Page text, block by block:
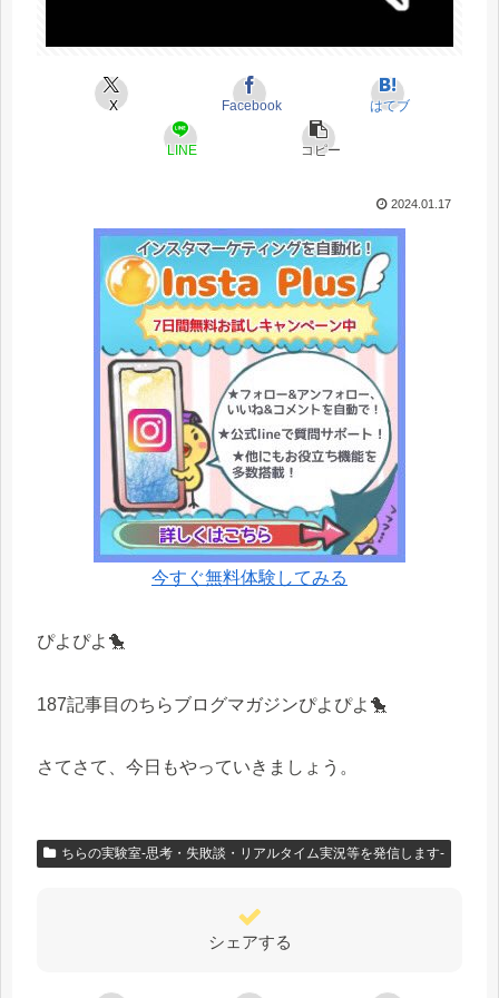
X Facebook はてブ
LINE コピー
2024.01.17
今すぐ無料体験してみる
ぴよぴよ🐤
187記事目のちらブログマガジンぴよぴよ🐤
さてさて、今日もやっていきましょう。
ちらの実験室-思考・失敗談・リアルタイム実況等を発信します-
シェアする